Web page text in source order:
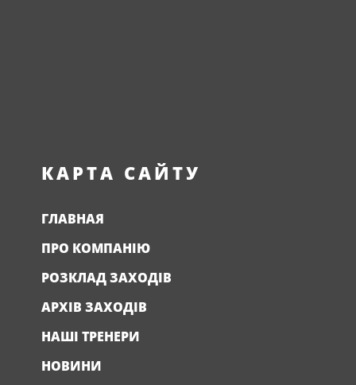
КАРТА САЙТУ
ГЛАВНАЯ
ПРО КОМПАНІЮ
РОЗКЛАД ЗАХОДІВ
АРХІВ ЗАХОДІВ
НАШІ ТРЕНЕРИ
НОВИНИ